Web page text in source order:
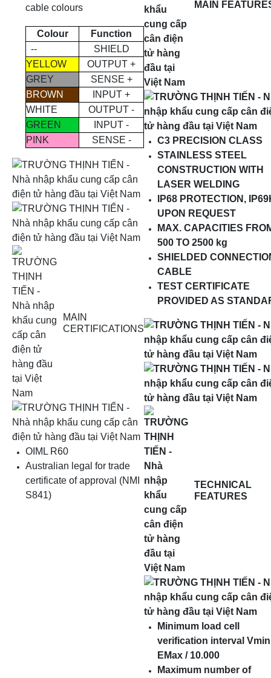
cable colours
Colour
Function
--
SHIELD
YELLOW
OUTPUT +
GREY
SENSE +
BROWN
INPUT +
WHITE
OUTPUT -
GREEN
INPUT -
PINK
SENSE -
MAIN
CERTIFICATIONS
OIML R60
Australian legal for trade
certificate of approval (NMI
S841)
MAIN
C3 PRECISION CLASS
STAINLESS STEEL
CONSTRUCTION WITH
LASER WELDING
IP68 PROTECTION,
UPON REQUEST
MAX. CAPACITIES
500 TO 2500 kg
SHIELDED
CABLE
TEST CERTIFICATE
PROVIDED AS
TECHNICAL
FEATURES
Minimum load cell
verification interval
EMax / 10.000
Maximum number of